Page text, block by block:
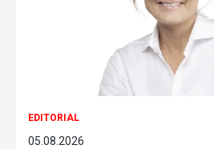
EDITORIAL
05.08.2026